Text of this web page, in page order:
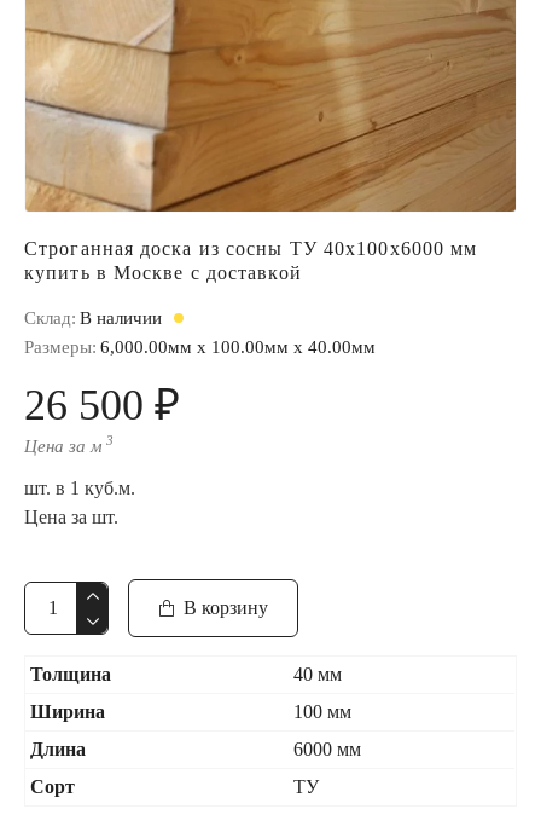
Строганная доска из сосны ТУ 40x100x6000 мм
купить в Москве с доставкой
Склад: В наличии
Размеры: 6,000.00мм x 100.00мм x 40.00мм
26 500 ₽
В корзину
Цена за м 3
шт. в 1 куб.м.
Цена за шт.
Толщина
40 мм
Ширина
100 мм
Длина
6000 мм
Сорт
ТУ